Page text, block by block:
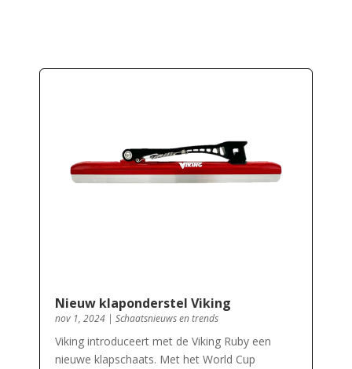
Nieuw klaponderstel Viking
nov 1, 2024| Schaatsnieuws en trends
Viking introduceert met de Viking Ruby een
nieuwe klapschaats. Met het World Cup